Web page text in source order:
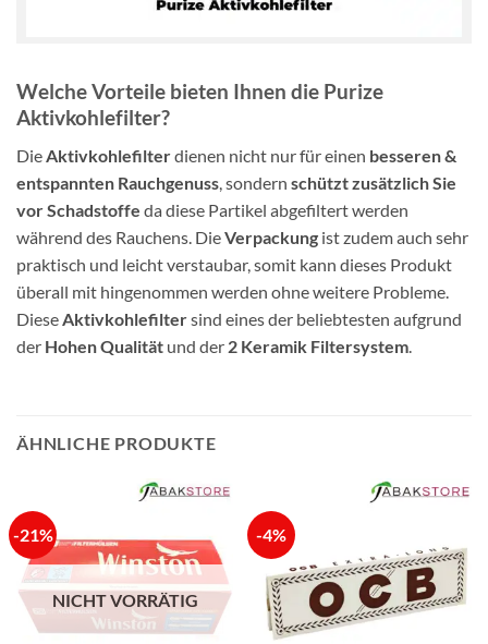
Welche Vorteile bieten Ihnen die Purize
Aktivkohlefilter?
Die Aktivkohlefilterdienen nicht nur für einen besseren &
entspannten Rauchgenuss , sondern schützt zusätzlich Sie
vor Schadstoffe da diese Partikel abgefiltert werden
während des Rauchens. DieVerpackung ist zudem auch sehr
praktisch und leicht verstaubar, somit kann dieses Produkt
überall mit hingenommen werden ohne weitere Probleme.
Diese Aktivkohlefiltersind eines der beliebtesten aufgrund
der Hohen Qualität und der 2 Keramik Filtersystem
ÄHNLICHE PRODUKTE
-21%
NICHT VORRÄTIG
-4%